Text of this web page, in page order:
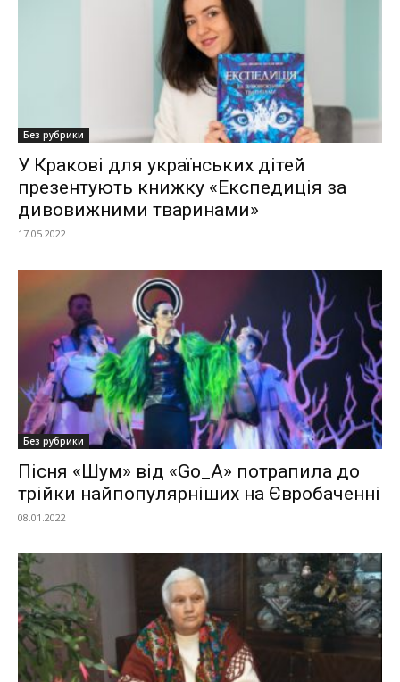
Без рубрики
У Кракові для українських дітей
презентують книжку «Експедиція за
дивовижними тваринами»
17.05.2022
Без рубрики
Пісня «Шум» від «Go_A» потрапила до
трійки найпопулярніших на Євробаченні
08.01.2022